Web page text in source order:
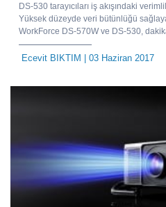
DS-530 tarayıcıları iş akışındaki
Yüksek düzeyde veri bütünlüğü
WorkForce DS-570W ve DS-530,
Ecevit BIKTIM | 03 Haziran 2017